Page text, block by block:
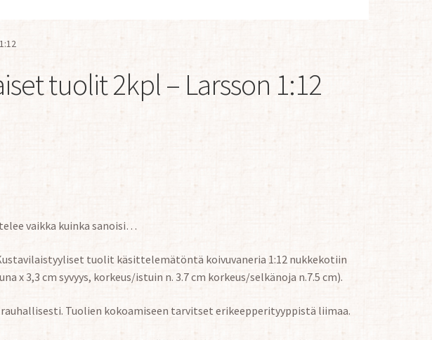
tuolit 2kpl – Larsson 1:12
vaikka kuinka sanoisi…
tuolit käsittelemätöntä koivuvaneria 1:12 nukkekotiin
x 3,3 cm syvyys, korkeus/istuin n. 3.7 cm korkeus/selkänoja n.7.5 cm).
Tuolien kokoamiseen tarvitset erikeepperityyppistä liimaa.